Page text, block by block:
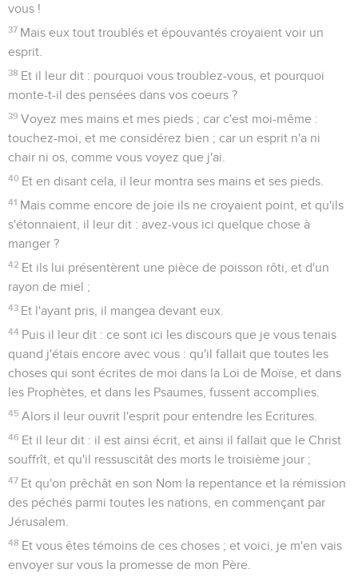
vous !
37 Mais eux tout troublés et épouvantés croyaient voir un
esprit.
38 Et il leur dit : pourquoi vous troublez-vous, et pourquoi
monte-t-il des pensées dans vos coeurs ?
39 Voyez mes mains et mes pieds ; car c'est moi-même :
touchez-moi, et me considérez bien ; car un esprit n'a ni
chair ni os, comme vous voyez que j'ai.
40 Et en disant cela, il leur montra ses mains et ses pieds.
41 Mais comme encore de joie ils ne croyaient point, et qu'ils
s'étonnaient, il leur dit : avez-vous ici quelque chose à
manger ?
42 Et ils lui présentèrent une pièce de poisson rôti, et d'un
rayon de miel ;
43 Et l'ayant pris, il mangea devant eux.
44 Puis il leur dit : ce sont ici les discours que je vous tenais
quand j'étais encore avec vous : qu'il fallait que toutes les
choses qui sont écrites de moi dans la Loi de Moïse, et dans
les Prophètes, et dans les Psaumes, fussent accomplies.
45 Alors il leur ouvrit l'esprit pour entendre les Ecritures.
46 Et il leur dit : il est ainsi écrit, et ainsi il fallait que le Christ
souffrît, et qu'il ressuscitât des morts le troisième jour ;
47 Et qu'on prêchât en son Nom la repentance et la rémission
des péchés parmi toutes les nations, en commençant par
Jérusalem.
48 Et vous êtes témoins de ces choses ; et voici, je m'en vais
envoyer sur vous la promesse de mon Père.